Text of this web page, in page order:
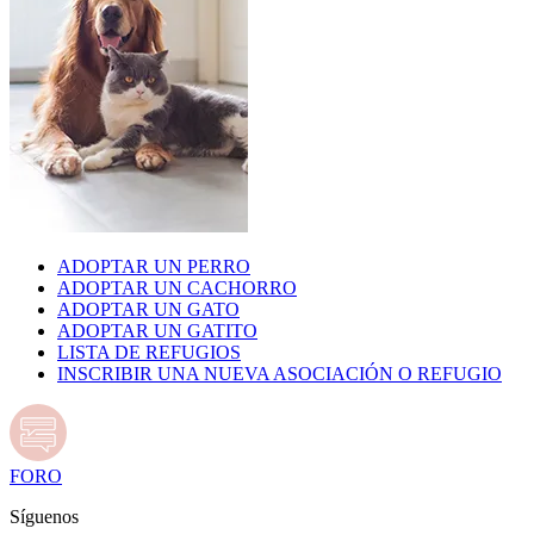
ADOPTAR UN PERRO
ADOPTAR UN CACHORRO
ADOPTAR UN GATO
ADOPTAR UN GATITO
LISTA DE REFUGIOS
INSCRIBIR UNA NUEVA ASOCIACIÓN O REFUGIO
FORO
Síguenos